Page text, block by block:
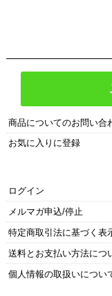
商品についてのお問い合
お気に入りに登録
ログイン
メルマガ申込/停止
特定商取引法に基づく表
送料とお支払い方法につ
個人情報の取扱いについ